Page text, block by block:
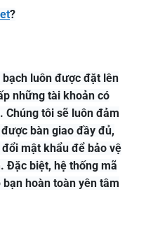
?
bạch luôn được đặt lên
những tài khoản có
Chúng tôi sẽ luôn đảm
bàn giao đầy đủ,
mật khẩu để bảo vệ
Đặc biệt, hệ thống mã
hoàn toàn yên tâm